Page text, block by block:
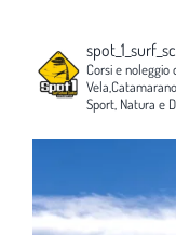
Corsi e noleggio
Vela,Catamarano.
Sport, Natura e